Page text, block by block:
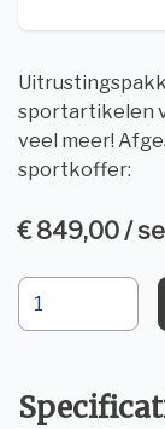
sportartikelen
veel meer!
sportkoffer:
€ 849,00 /